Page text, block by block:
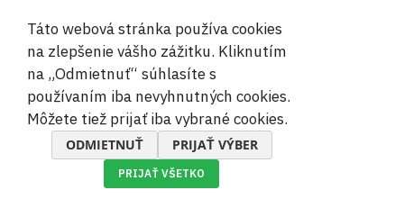
© 2019-2026 Megamix s.r.o.
Táto webová stránka používa cookies
na zlepšenie vášho zážitku. Kliknutím
na „Odmietnuť“ súhlasíte s
používaním iba nevyhnutných cookies.
Môžete tiež prijať iba vybrané cookies.
ODMIETNUŤ PRIJAŤ VÝBER
PRIJAŤ VŠETKO